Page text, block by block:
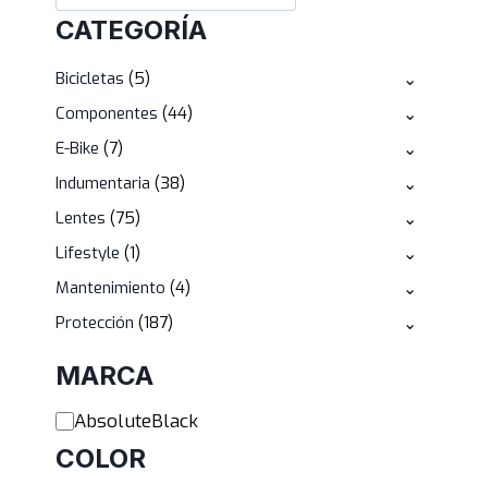
CATEGORÍA
Bicicletas ⌄
55
Componentes ⌄
4444
E-Bike ⌄
77
Indumentaria ⌄
3838
Lentes ⌄
7575
Lifestyle ⌄
11
Mantenimiento ⌄
44
Protección ⌄
187187
MARCA
Marca
AbsoluteBlack
COLOR